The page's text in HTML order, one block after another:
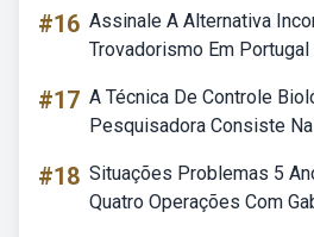
#16 Assinale A Alternativa
Trovadorismo Em Portugal
#17 A Técnica De Controle
Pesquisadora Consiste Na
#18 Situações Problemas 5
Quatro Operações Com